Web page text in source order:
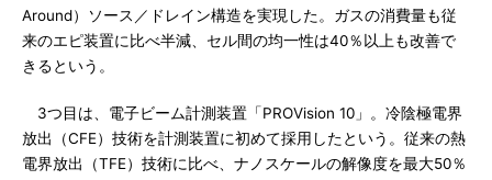
Around）ソース／ドレイン構造を実現した。ガスの消費量も従
来のエピ装置に比べ半減、セル間の均一性は40％以上も改善で
きるという。
3つ目は、電子ビーム計測装置「PROVision 10」。冷陰極電界
放出（CFE）技術を計測装置に初めて採用したという。従来の熱
電界放出（TFE）技術に比べ、ナノスケールの解像度を最大50％